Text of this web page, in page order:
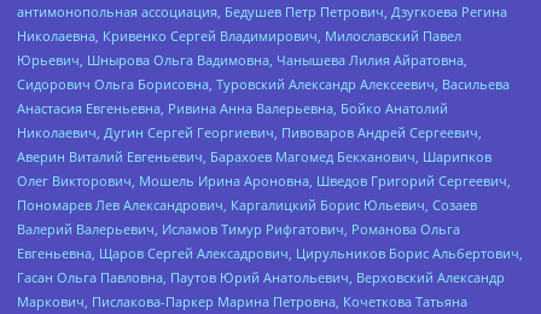
антимонопольная ассоциация, Бедушев Петр Петрович, Дзугкоева Регина
Николаевна, Кривенко Сергей Владимирович, Милославский Павел
Юрьевич, Шнырова Ольга Вадимовна, Чанышева Лилия Айратовна,
Сидорович Ольга Борисовна, Туровский Александр Алексеевич, Васильева
Анастасия Евгеньевна, Ривина Анна Валерьевна, Бойко Анатолий
Николаевич, Дугин Сергей Георгиевич, Пивоваров Андрей Сергеевич,
Аверин Виталий Евгеньевич, Барахоев Магомед Бекханович, Шарипков
Олег Викторович, Мошель Ирина Ароновна, Шведов Григорий Сергеевич,
Пономарев Лев Александрович, Каргалицкий Борис Юльевич, Созаев
Валерий Валерьевич, Исламов Тимур Рифгатович, Романова Ольга
Евгеньевна, Щаров Сергей Алексадрович, Цирульников Борис Альбертович,
Гасан Ольга Павловна, Паутов Юрий Анатольевич, Верховский Александр
Маркович, Пислакова-Паркер Марина Петровна, Кочеткова Татьяна